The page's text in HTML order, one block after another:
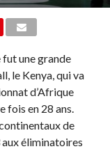
fut une grande
le Kenya, qui va
d’Afrique
en 28 ans.
de
aux éliminatoires